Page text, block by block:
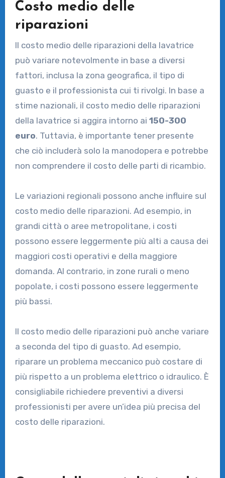
Costo medio delle
riparazioni
Il costo medio delle riparazioni della lavatrice
può variare notevolmente in base a diversi
fattori, inclusa la zona geografica, il tipo di
guasto e il professionista cui ti rivolgi. In base a
stime nazionali, il costo medio delle riparazioni
della lavatrice si aggira intorno ai 150-300
euro. Tuttavia, è importante tener presente
che ciò includerà solo la manodopera e potrebbe
non comprendere il costo delle parti di ricambio.
Le variazioni regionali possono anche influire sul
costo medio delle riparazioni. Ad esempio, in
grandi città o aree metropolitane, i costi
possono essere leggermente più alti a causa dei
maggiori costi operativi e della maggiore
domanda. Al contrario, in zone rurali o meno
popolate, i costi possono essere leggermente
più bassi.
Il costo medio delle riparazioni può anche variare
a seconda del tipo di guasto. Ad esempio,
riparare un problema meccanico può costare di
più rispetto a un problema elettrico o idraulico. È
consigliabile richiedere preventivi a diversi
professionisti per avere un’idea più precisa del
costo delle riparazioni.